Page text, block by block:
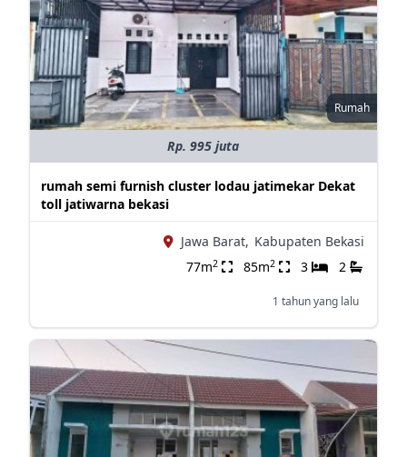
Rumah
Rp. 995 juta
rumah semi furnish cluster lodau jatimekar Dekat
toll jatiwarna bekasi
Jawa Barat, Kabupaten Bekasi
77m2 85m2 3 2
1 tahun yang lalu